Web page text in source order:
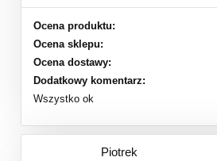
Ocena produktu:
Ocena sklepu:
Ocena dostawy:
Dodatkowy komentarz:
Wszystko ok
Piotrek